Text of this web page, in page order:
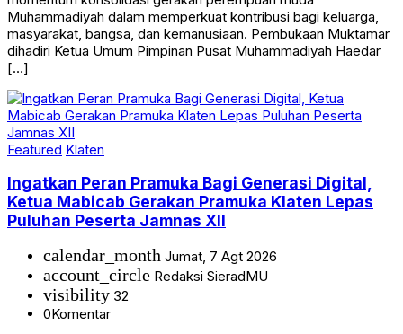
Muhammadiyah dalam memperkuat kontribusi bagi keluarga,
masyarakat, bangsa, dan kemanusiaan. Pembukaan Muktamar
dihadiri Ketua Umum Pimpinan Pusat Muhammadiyah Haedar
[…]
Featured Klaten
Ingatkan Peran Pramuka Bagi Generasi Digital,
Ketua Mabicab Gerakan Pramuka Klaten Lepas
Puluhan Peserta Jamnas XII
calendar_month Jumat, 7 Agt 2026
account_circle Redaksi SieradMU
visibility 32
0Komentar